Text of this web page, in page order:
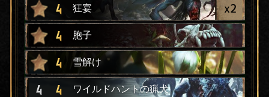
4 狂宴 x2
4 胞子
4 雪解け
4 4 ワイルドハントの猟犬